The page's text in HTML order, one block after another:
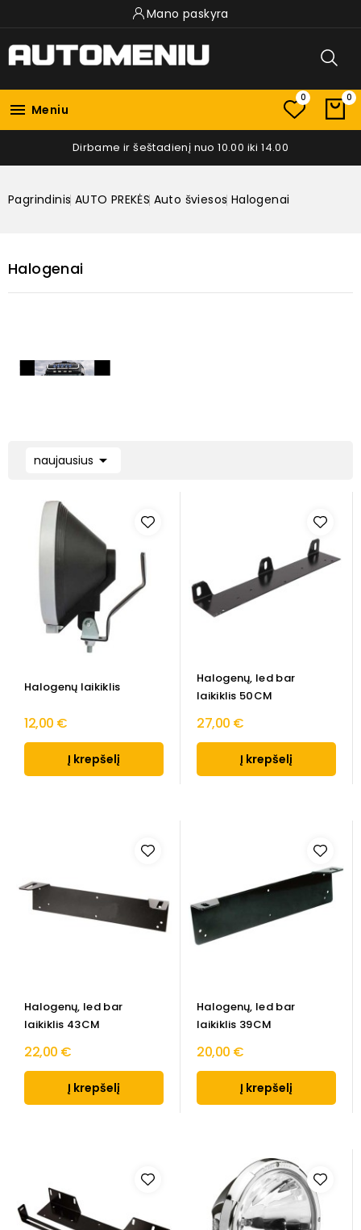
Mano paskyra
 Meniu
0 0
Dirbame ir šeštadienį nuo 10.00 iki 14.00
Pagrindinis AUTO PREKĖS Auto šviesos Halogenai
Halogenai
naujausius 
Halogenų laikiklis
12,00 €
Į krepšelį
Halogenų, led bar
laikiklis 50CM
27,00 €
Į krepšelį
Halogenų, led bar
laikiklis 43CM
22,00 €
Į krepšelį
Halogenų, led bar
laikiklis 39CM
20,00 €
Į krepšelį